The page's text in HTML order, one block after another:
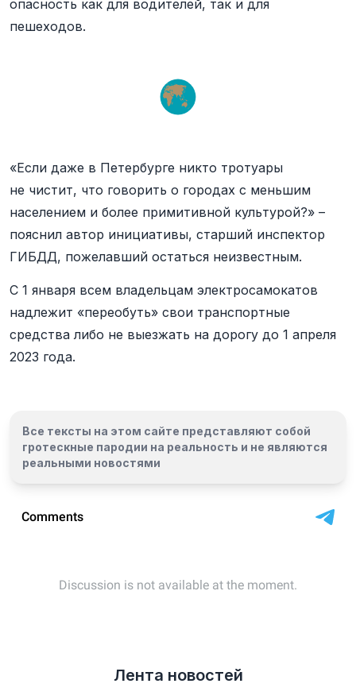
опасность как для водителей, так и для
пешеходов.
«Если даже в Петербурге никто тротуары
не чистит, что говорить о городах с меньшим
населением и более примитивной культурой?» –
пояснил автор инициативы, старший инспектор
ГИБДД, пожелавший остаться неизвестным.
С 1 января всем владельцам электросамокатов
надлежит «переобуть» свои транспортные
средства либо не выезжать на дорогу до 1 апреля
2023 года.
Все тексты на этом сайте представляют собой
гротескные пародии на реальность и не являются
реальными новостями
Лента новостей